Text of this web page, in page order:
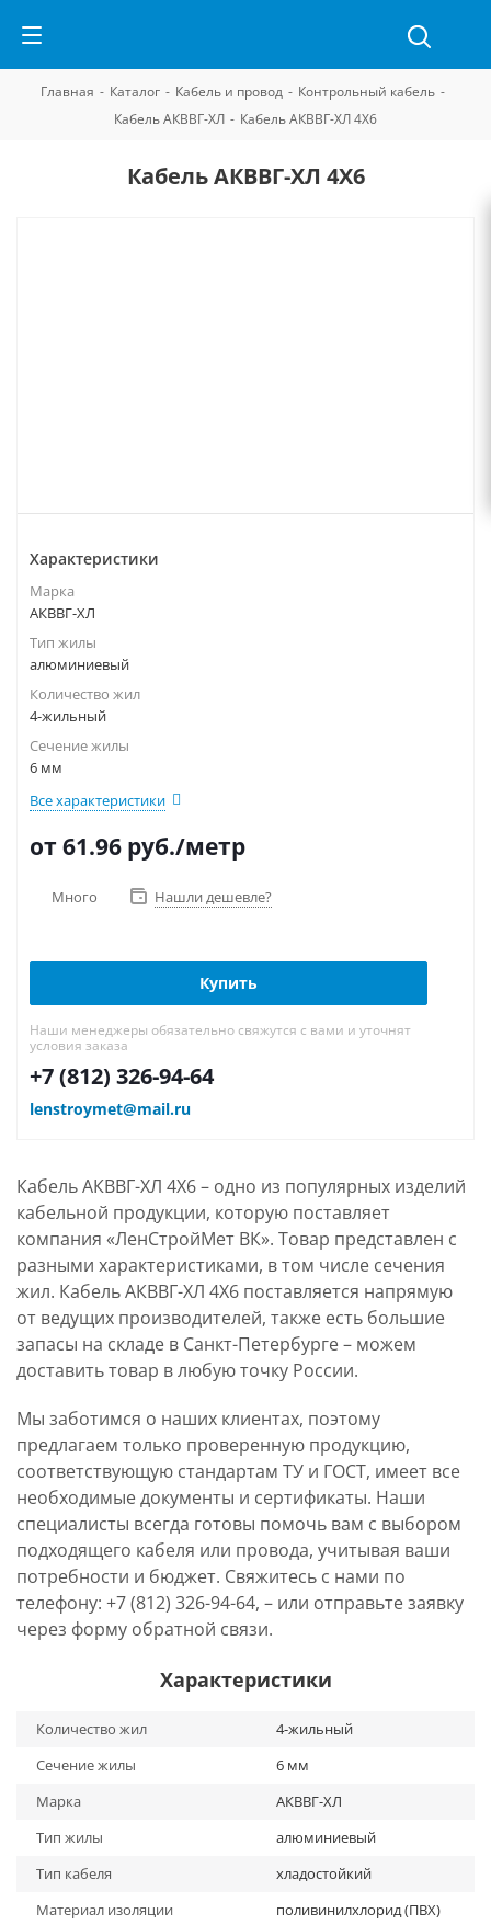
Главная - Каталог - Кабель и провод - Контрольный кабель -
Кабель АКВВГ-ХЛ - Кабель АКВВГ-ХЛ 4Х6
Кабель АКВВГ-ХЛ 4Х6
Характеристики
Марка
АКВВГ-ХЛ
Тип жилы
алюминиевый
Количество жил
4-жильный
Сечение жилы
6 мм
Все характеристики
от 61.96 руб./метр
Много Нашли дешевле?
Купить
Наши менеджеры обязательно свяжутся с вами и уточнят
условия заказа
+7 (812) 326-94-64
lenstroymet@mail.ru
Кабель АКВВГ-ХЛ 4Х6 – одно из популярных изделий
кабельной продукции, которую поставляет
компания «ЛенСтройМет ВК». Товар представлен с
разными характеристиками, в том числе сечения
жил. Кабель АКВВГ-ХЛ 4Х6 поставляется напрямую
от ведущих производителей, также есть большие
запасы на складе в Санкт-Петербурге – можем
доставить товар в любую точку России.
Мы заботимся о наших клиентах, поэтому
предлагаем только проверенную продукцию,
соответствующую стандартам ТУ и ГОСТ, имеет все
необходимые документы и сертификаты. Наши
специалисты всегда готовы помочь вам с выбором
подходящего кабеля или провода, учитывая ваши
потребности и бюджет. Свяжитесь с нами по
телефону: +7 (812) 326-94-64, – или отправьте заявку
через форму обратной связи.
Характеристики
Количество жил
4-жильный
Сечение жилы
6 мм
Марка
АКВВГ-ХЛ
Тип жилы
алюминиевый
Тип кабеля
хладостойкий
Материал изоляции
поливинилхлорид (ПВХ)